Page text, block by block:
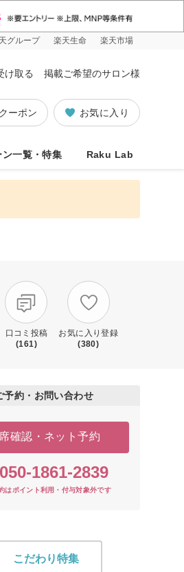
グループ 楽天生命 楽天市場
け取る 掲載ご希望のサロン様
お気に入り
ーポン
ン一覧・特集 Raku Lab
口コミ投稿
(161)
お気に入り登録
(380)
予約・お問い合わせ
確認・ネット予約
050-1861-2839
はポイント利用・付与対象外です
こだわり特集